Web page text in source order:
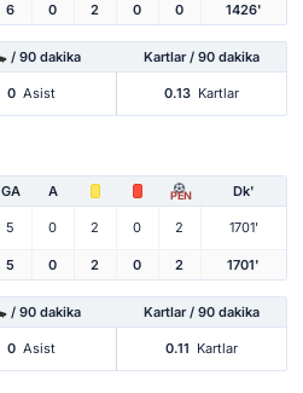
6 0 2 0 0 1426'
/ 90 dakika Kartlar / 90 dakika
0 Asist 0.13 Kartlar
GA A PEN Dk'
5 0 2 0 2 1701'
5 0 2 0 2 1701'
/ 90 dakika Kartlar / 90 dakika
0 Asist 0.11 Kartlar